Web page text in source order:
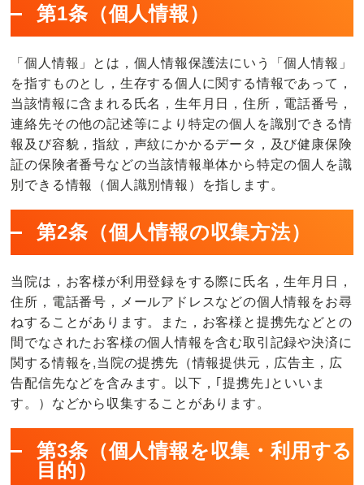
善》
の
total
condition
salon
Macore
に
お
越
い
【腰・
首
肩・
膝・
股
関
節】
臨
第1条（個人情報）
「個人情報」とは，個人情報保護法にいう「個人情報」
を指すものとし，生存する個人に関する情報であって，
当該情報に含まれる氏名，生年月日，住所，電話番号，
連絡先その他の記述等により特定の個人を識別できる情
報及び容貌，指紋，声紋にかかるデータ，及び健康保険
証の保険者番号などの当該情報単体から特定の個人を識
別できる情報（個人識別情報）を指します。
第2条（個人情報の収集方法）
当院は，お客様が利用登録をする際に氏名，生年月日，
住所，電話番号，メールアドレスなどの個人情報をお尋
ねすることがあります。また，お客様と提携先などとの
間でなされたお客様の個人情報を含む取引記録や決済に
関する情報を,当院の提携先（情報提供元，広告主，広
告配信先などを含みます。以下，｢提携先｣といいま
す。）などから収集することがあります。
第3条（個人情報を収集・利用する
目的）